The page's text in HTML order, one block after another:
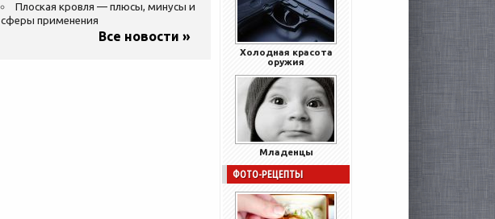
Плоская кровля — плюсы, минусы и
сферы применения
Все новости »
Холодная красота
оружия
Младенцы
ФОТО-РЕЦЕПТЫ